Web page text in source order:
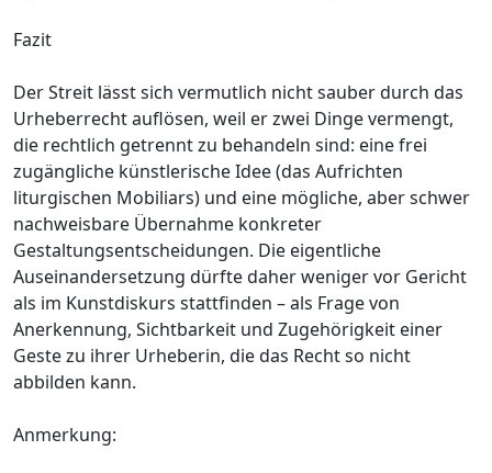
Fazit
Der Streit lässt sich vermutlich nicht sauber durch das
Urheberrecht auflösen, weil er zwei Dinge vermengt,
die rechtlich getrennt zu behandeln sind: eine frei
zugängliche künstlerische Idee (das Aufrichten
liturgischen Mobiliars) und eine mögliche, aber schwer
nachweisbare Übernahme konkreter
Gestaltungsentscheidungen. Die eigentliche
Auseinandersetzung dürfte daher weniger vor Gericht
als im Kunstdiskurs stattfinden – als Frage von
Anerkennung, Sichtbarkeit und Zugehörigkeit einer
Geste zu ihrer Urheberin, die das Recht so nicht
abbilden kann.
Anmerkung: